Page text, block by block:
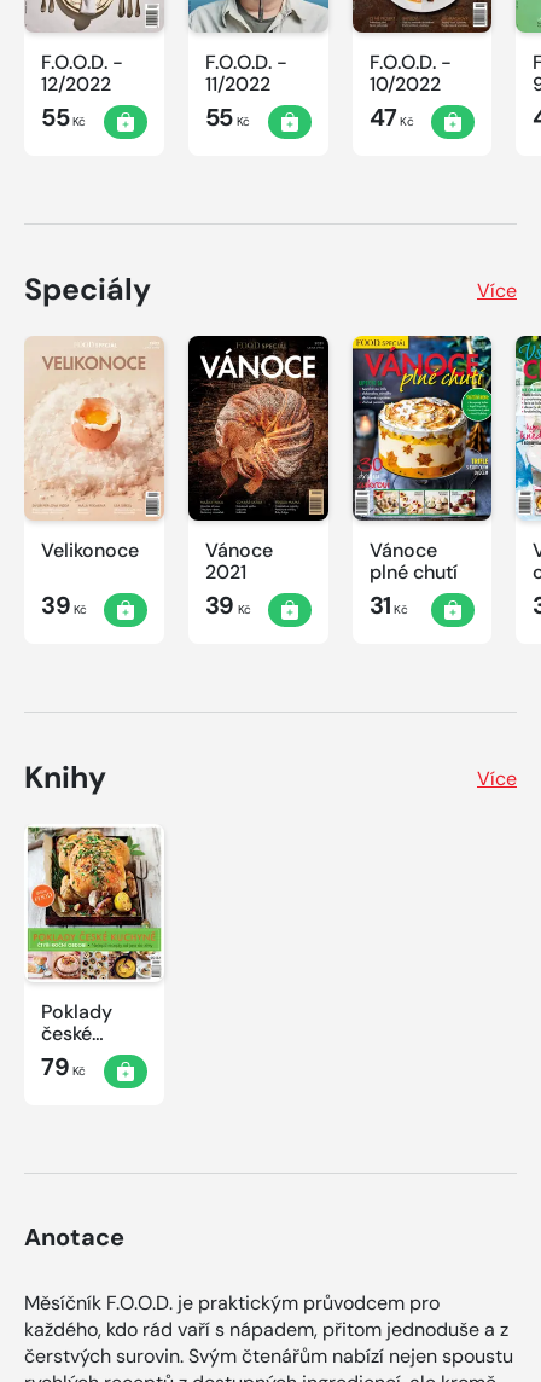
F.O.O.D. -
12/2022
55Kč
F.O.O.D. -
11/2022
55Kč
F.O.O.D. -
10/2022
47Kč
Speciály Více
Velikonoce
39 Kč
Vánoce
2021
39 Kč
Vánoce
plné chutí
31 Kč
Knihy Více
Poklady
české
kuchyně
79 Kč
Anotace
Měsíčník F.O.O.D. je praktickým průvodcem pro
každého, kdo rád vaří s nápadem, přitom jednoduše a z
čerstvých surovin. Svým čtenářům nabízí nejen spoustu